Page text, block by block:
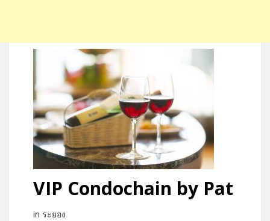
VIP Condochain by Pat
in ระยอง